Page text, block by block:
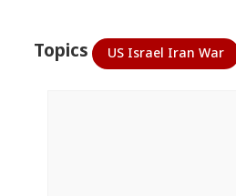
Topics US Israel Iran War